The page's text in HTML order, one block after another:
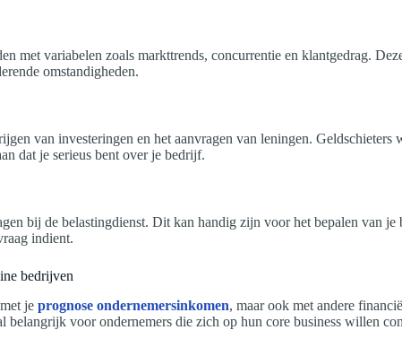
met variabelen zoals markttrends, concurrentie en klantgedrag.
omstandigheden.
van investeringen en het aanvragen van leningen.
dat je serieus bent over je bedrijf.
bij de belastingdienst. Dit kan handig zijn voor het bepalen van
indient.
bedrijven
je prognose ondernemersinkomen, maar ook met andere
voor ondernemers die zich op hun core business willen